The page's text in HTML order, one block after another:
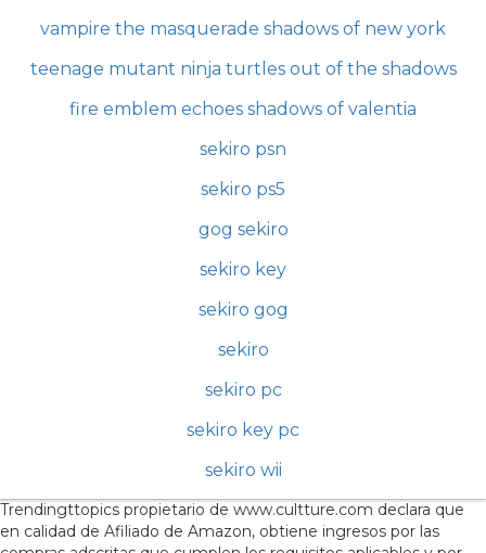
vampire the masquerade shadows of new york
teenage mutant ninja turtles out of the shadows
fire emblem echoes shadows of valentia
sekiro psn
sekiro ps5
gog sekiro
sekiro key
sekiro gog
sekiro
sekiro pc
sekiro key pc
sekiro wii
Trendingttopics propietario de www.cultture.com declara que
en calidad de Afiliado de Amazon, obtiene ingresos por las